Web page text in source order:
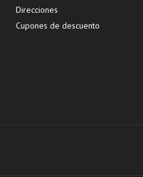
Direcciones
Cupones de descuento